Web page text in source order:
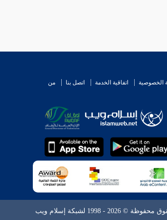
الخصوصية اتفاقية الخدمة اتصل بنا
من
© 2026 - 1998 لشبكة إسلام ويب